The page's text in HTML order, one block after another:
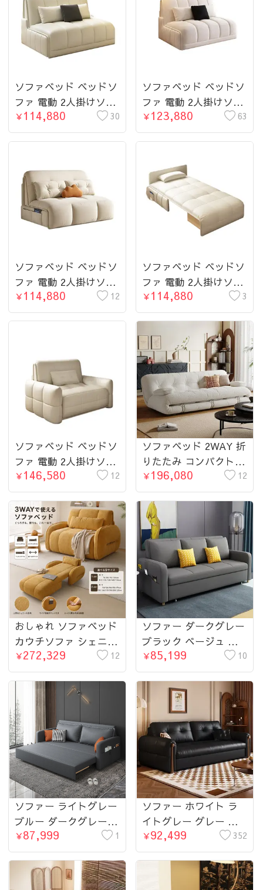
ージュ グレー ブルー
ソファベッド ベッドソ
ファ 電動 2人掛けソフ
ァ 収納付き 1P 幅
80~160cm リビングソ
風
￥114,880 30
ソファベッド ベッドソ
ファ 電動 2人掛けソフ
ァ 収納付き 1P 幅
80~160cm リビングソ
プル 一人暮らし 北欧
風
￥123,880 63
ソファベッド ベッドソ
ファ 電動 2人掛けソフ
ァ 収納付き 1P 幅
80~160cm リビングソ
￥114,880 12
ソファベッド ベッドソ
ファ 電動 2人掛けソフ
ァ 収納付き 1P 幅
80~160cm リビングソ
ファー オシャレ シン
プル 一人暮らし 北欧
風
￥114,880 3
ソファベッド ベッドソ
ファ 電動 2人掛けソフ
ァ 収納付き 1P 幅
80~160cm リビングソ
ファー ベージュ オシ
ャレ シンプル 一人暮
らし 北欧風
￥146,580 12
ソファベッド 2WAY 折
りたたみ コンパクト
コーデュロイ／シープ
ボア ベージュ リクラ
イニング カウチソファ
省スペース 北欧風 お
しゃれ 一人暮らし 来
客用
￥196,080 12
おしゃれ ソファベッド
カウチソファ シェニー
ル ソファ 120cm
130cm 140cm 150cm
160cm 170cm 190cm
200cm 220cm 3人掛け
4人掛け 北欧 モダン リ
ビング ファブリック
￥272,329 12
ソファー ダークグレー
ブラック ベージュ ラ
イトグリーン ブルー
グリーン オレンジ ダ
ークブラウン ライトブ
ルー ライトグレー 綿
麻 無垢材 hyt-3767-
sofa
￥85,199 10
ソファー ライトグレー
ブルー ダークグレー
オレンジ グリーン ベ
ージュ エアレザー 無
垢材 hyt-3768-sofa
￥87,999 1
ソファー ホワイト ラ
イトグレー グレー グ
リーン ダークブラウン
ブルー ブラック 合皮
シリコンフィル 無垢材
ダウン hyt-3773-sofa
￥92,499 352